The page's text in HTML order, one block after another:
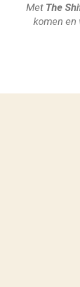
Met The
komen en